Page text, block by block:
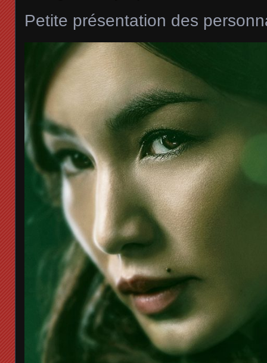
Petite présentation des